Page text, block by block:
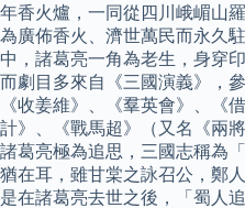
年香火爐，一同從四川峨嵋山
為廣佈香火、濟世萬民而永久
中，諸葛亮一角為老生，身穿
而劇目多來自《三國演義》，
《收姜維》、《羣英會》、《
計》、《戰馬超》（又名《兩
諸葛亮極為追思，三國志稱為
猶在耳，雖甘棠之詠召公，鄭
是在諸葛亮去世之後，「蜀人